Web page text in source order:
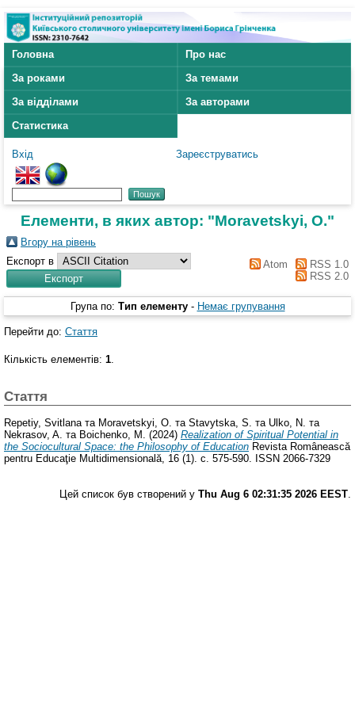
Головна
Про нас
За роками
За темами
За відділами
За авторами
Статистика
Вхід Зареєструватись
Елементи, в яких автор: "Moravetskyi, O."
Вгору на рівень
Експорт в
Atom
RSS 1.0
RSS 2.0
Група по: Тип елементу - Немає групування
Перейти до: Стаття
Кількість елементів: 1.
Стаття
Repetiy, Svitlana та Moravetskyi, O. та Stavytska, S. та Ulko, N. та
Nekrasov, A. та Boichenko, M. (2024) Realization of Spiritual Potential in
the Sociocultural Space: the Philosophy of Education Revista Românească
pentru Educaţie Multidimensională, 16 (1). с. 575-590. ISSN 2066-7329
Цей список був створений у Thu Aug 6 02:31:35 2026 EEST